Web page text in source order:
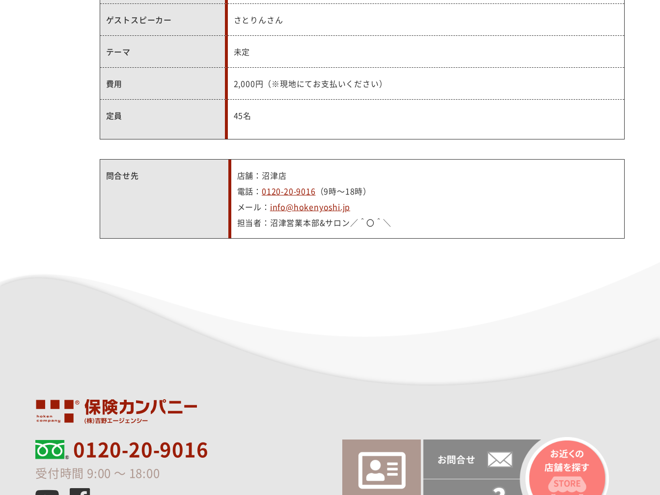
ゲストスピーカー さとりんさん
テーマ 未定
費用 2,000円（※現地にてお支払いください）
定員 45名
問合せ先
店舗：沼津店
電話： 0120-20-9016 （9時～18時）
メール： info@hokenyoshi.jp
担当者：沼津営業本部&サロン／＾〇＾＼
0120-20-9016
受付時間 9:00 ～ 18:00